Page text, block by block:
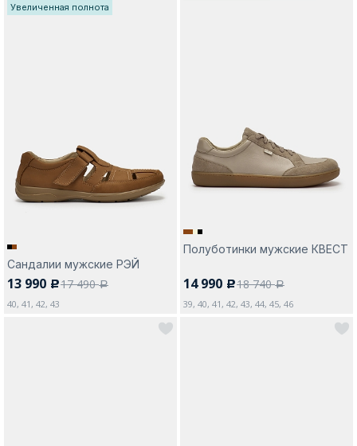
Покупателям
Увеличенная полнота
Сандалии мужские РЭЙ
13 990 c17 490a
40, 41, 42, 43
Полуботинки мужские КВЕСТ
14 990 c18 740a
39, 40, 41, 42, 43, 44, 45, 46